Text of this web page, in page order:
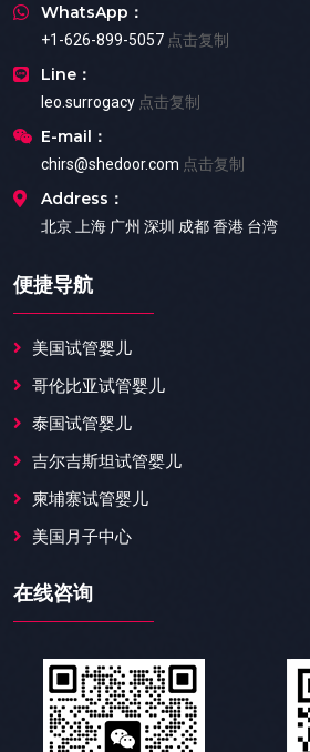
WhatsApp：
+1-626-899-5057 点击复制
Line：
leo.surrogacy 点击复制
E-mail：
chirs@shedoor.com 点击复制
Address：
北京 上海 广州 深圳 成都 香港 台湾
便捷导航
美国试管婴儿
哥伦比亚试管婴儿
泰国试管婴儿
吉尔吉斯坦试管婴儿
柬埔寨试管婴儿
美国月子中心
在线咨询